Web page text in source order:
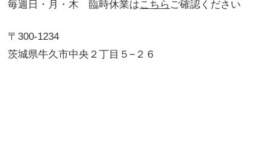
毎週日・月・木 臨時休業はこちら ご確認ください
〒300-1234
茨城県牛久市中央２丁目５−２６